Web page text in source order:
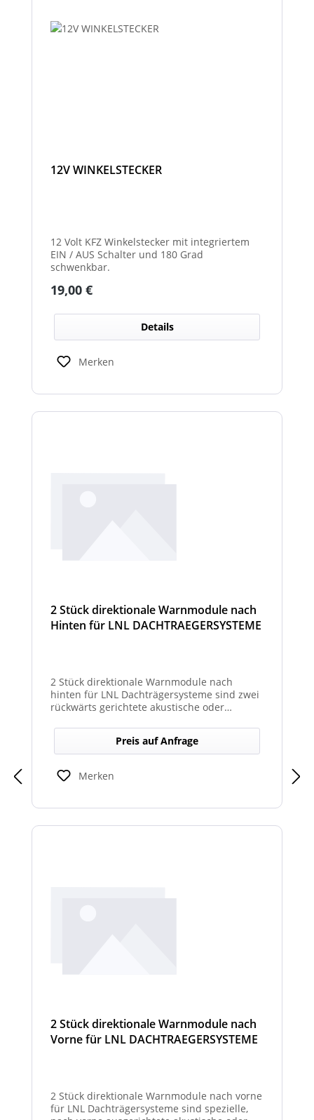
12V WINKELSTECKER
12 Volt KFZ Winkelstecker mit integriertem
EIN / AUS Schalter und 180 Grad
schwenkbar.
Regulärer Preis:
19,00 €
Details
Merken
2 Stück direktionale Warnmodule nach
Hinten für LNL DACHTRAEGERSYSTEME
2 Stück direktionale Warnmodule nach
hinten für LNL Dachträgersysteme sind zwei
rückwärts gerichtete akustische oder
Dachträger, die in Richtung Heck gezielte
Warnsignale abgeben. Sie verbessern die
Sicht- und Hörbarkeit von Warnhinweisen
für den rückwärtigen Bereich und erhöhen
so die Sicherheit bei Rangier- oder
Preis auf Anfrage
Merken
2 Stück direktionale Warnmodule nach
Vorne für LNL DACHTRAEGERSYSTEME
2 Stück direktionale Warnmodule nach vorne
für LNL Dachträgersysteme sind spezielle,